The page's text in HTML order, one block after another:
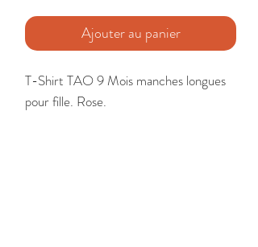
Ajouter au panier
T-Shirt TAO 9 Mois manches longues
pour fille. Rose.